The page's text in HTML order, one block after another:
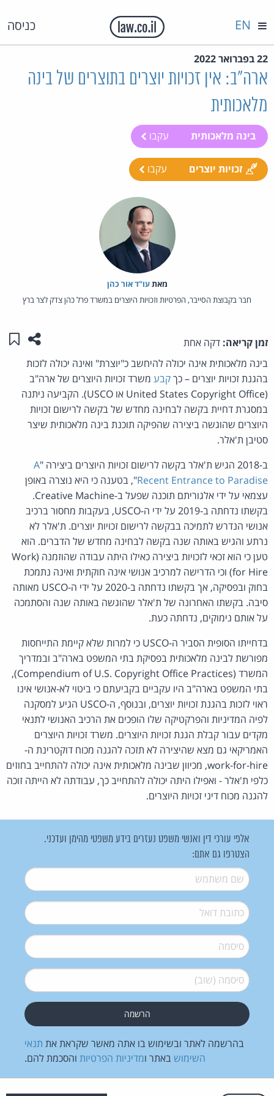
כניסה EN
22 בפברואר 2022
ארה"ב: אין זכויות יוצרים בתוצרים של בינה
מלאכותית
בינה מלאכותית עקבו
זכויות יוצרים עקבו
מאת‏עו"ד אור כהן
חבר בקבוצת הסייבר, הפרטיות וזכויות היוצרים במשרד פרל כהן צדק לצר ברץ
זמן קריאה: דקה אחת שתפו
בינה מלאכותית אינה יכולה להיחשב כ"יוצרת" ואינה יכולה לזכות
בהגנת זכויות יוצרים – כךקבע משרד זכויות היוצרים של ארה"ב
(United States Copyright Office או USCO). הקביעה ניתנה
במסגרת דחיית בקשה לבחינה מחדש של בקשה לרישום זכויות
היוצרים שהוגשה ביצירה שהפיקה תוכנת בינה מלאכותית שיצר
סטיבן ת'אלר.
ב-2018 הגיש ת'אלר בקשה לרישום זכויות היוצרים ביצירה "
A
Recent Entrance to Paradise", בטענה כי היא נוצרה באופן
עצמאי על ידי אלגוריתם תוכנה שפעל ב-Creative Machine.
בקשתו נדחתה ב-2019 על ידי ה-USCO, בעקבות מחסור ברכיב
אנושי הנדרש לתמיכה בבקשה לרישום זכויות יוצרים. ת'אלר לא
נרתע והגיש באותה שנה בקשה לבחינה מחדש של הדברים. הוא
טען כי הוא זכאי לזכויות ביצירה כאילו היתה עבודה שהוזמנה (Work
for Hire) וכי הדרישה למרכיב אנושי אינה חוקתית ואינה נתמכת
בחוק ובפסיקה, אך בקשתו נדחתה ב-2020 על ידי ה-USCO מאותה
סיבה. בקשתו האחרונה של ת'אלר שהוגשה באותה שנה והסתמכה
על אותם נימוקים, נדחתה כעת.
בדחייתו הסופית הסביר ה-USCO כי למרות שלא קיימת התייחסות
מפורשת לבינה מלאכותית בפסיקת בתי המשפט בארה"ב ובמדריך
המשרד (Compendium of U.S. Copyright Office Practices),
בתי המשפט בארה"ב היו עקביים בקביעתם כי ביטוי לא-אנושי אינו
ראוי לזכות בהגנת זכויות יוצרים, ובנוסף, ה-USCO הגיע למסקנה
לפיה המדיניות והפרקטיקה שלו הופכים את הרכיב האנושי לתנאי
מקדים עבור קבלת הגנת זכויות היוצרים. משרד זכויות היוצרים
האמריקאי גם מצא שהיצירה לא תזכה להגנה מכוח דוקטרינת ה-
work-for-hire, מכיוון שבינה מלאכותית אינה יכולה להתחייב בחוזים
כלפי ת'אלר - ואפילו היתה יכולה להתחייב כך, עבודתה לא הייתה זוכה
להגנה מכוח דיני זכויות היוצרים.
אלפי עורכי דין ואנשי משפט נעזרים בידע משפטי מהימן ועדכני.
הצטרפו גם אתם:
שם משתמש*
דואל*
סיסמה*
סיסמה (שוב)*
בהרשמה לאתר ובשימוש בו אתה מאשר שקראת את תנאי
השימוש באתר ומדיניות הפרטיות והסכמת להם.